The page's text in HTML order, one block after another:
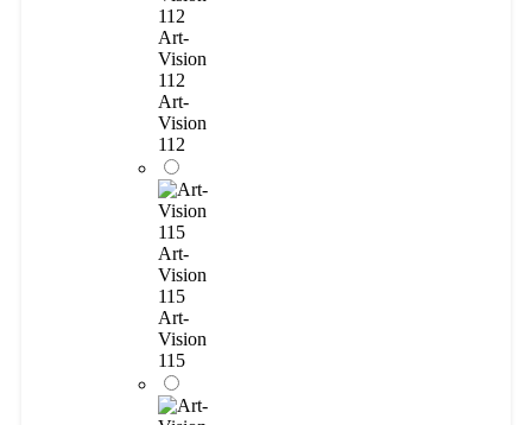
Art-
Vision
112
Art-
Vision
112
Art-
Vision
115
Art-
Vision
115